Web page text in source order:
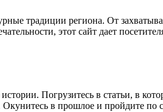
традиции региона. От
этот сайт дает
Погрузитесь в статьи, в
Окунитесь в прошлое и пройдите по